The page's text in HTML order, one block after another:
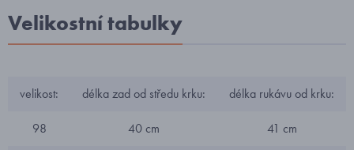
Velikostní tabulky
velikost: délka zad od středu krku: délka rukávu od krku:
98 40 cm 41 cm